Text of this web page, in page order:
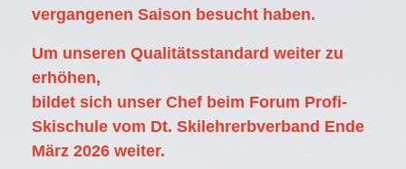
vergangenen Saison besucht haben.
Um unseren Qualitätsstandard weiter zu
erhöhen,
bildet sich unser Chef beim Forum Profi-
Skischule vom Dt. Skilehrerbverband Ende
März 2026 weiter.